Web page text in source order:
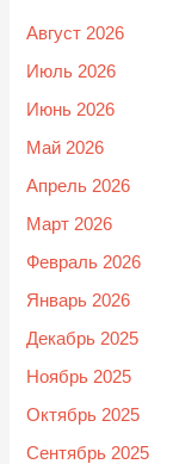
Август 2026
Июль 2026
Июнь 2026
Май 2026
Апрель 2026
Март 2026
Февраль 2026
Январь 2026
Декабрь 2025
Ноябрь 2025
Октябрь 2025
Сентябрь 2025